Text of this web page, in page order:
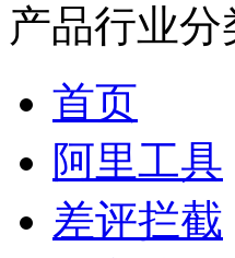
产品行业分
首页
阿里工具
差评拦截